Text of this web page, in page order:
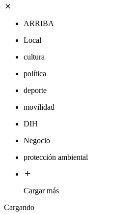
ARRIBA
Local
cultura
política
deporte
movilidad
DIH
Negocio
protección ambiental
Cargar más
Cargando